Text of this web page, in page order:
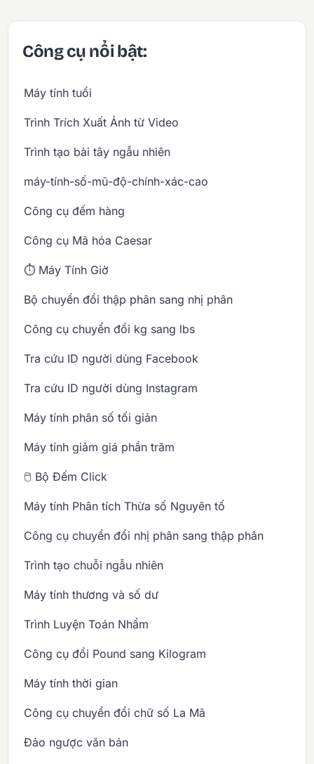
Công cụ nổi bật:
Máy tính tuổi
Trình Trích Xuất Ảnh từ Video
Trình tạo bài tây ngẫu nhiên
máy-tính-số-mũ-độ-chính-xác-cao
Công cụ đếm hàng
Công cụ Mã hóa Caesar
⏱️ Máy Tính Giờ
Bộ chuyển đổi thập phân sang nhị phân
Công cụ chuyển đổi kg sang lbs
Tra cứu ID người dùng Facebook
Tra cứu ID người dùng Instagram
Máy tính phân số tối giản
Máy tính giảm giá phần trăm
🖱️ Bộ Đếm Click
Máy tính Phân tích Thừa số Nguyên tố
Công cụ chuyển đổi nhị phân sang thập phân
Trình tạo chuỗi ngẫu nhiên
Máy tính thương và số dư
Trình Luyện Toán Nhẩm
Công cụ đổi Pound sang Kilogram
Máy tính thời gian
Công cụ chuyển đổi chữ số La Mã
Đảo ngược văn bản